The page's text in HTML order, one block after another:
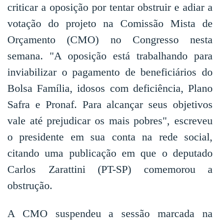
criticar a oposição por tentar obstruir e adiar a
votação do projeto na Comissão Mista de
Orçamento (CMO) no Congresso nesta
semana. "A oposição está trabalhando para
inviabilizar o pagamento de beneficiários do
Bolsa Família, idosos com deficiência, Plano
Safra e Pronaf. Para alcançar seus objetivos
vale até prejudicar os mais pobres", escreveu
o presidente em sua conta na rede social,
citando uma publicação em que o deputado
Carlos Zarattini (PT-SP) comemorou a
obstrução.
A CMO suspendeu a sessão marcada na